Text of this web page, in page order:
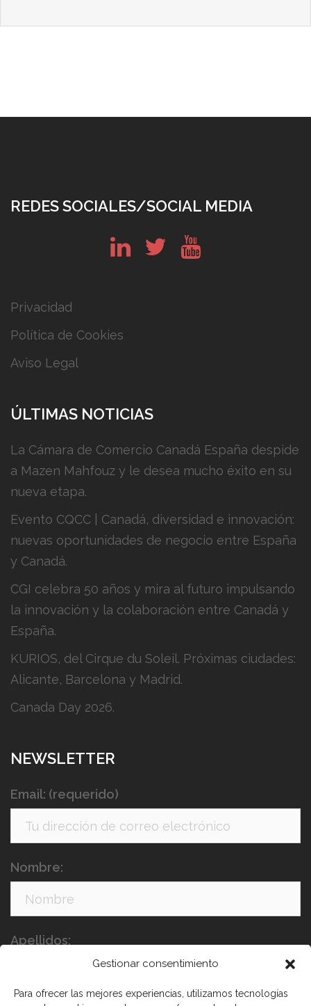
Gestionar consentimiento
Para ofrecer las mejores experiencias, utilizamos tecnologías
REDES SOCIALES/SOCIAL MEDIA
Privacidad
Política de Cookies
Aviso Legal
ÚLTIMAS NOTICIAS
La Cámara de Comercio Canadá España despide
a Mazen Mahfouz y le desea mucho éxito en su
nueva etapa.
Evento CQCC | Canadá, diversidad e innovación:
nuevas oportunidades de negocio entre España
y Canadá.
CGI celebra 50 años y mira al futuro impulsando
la innovación y la colaboración entre Canadá y
España.
KURIOS, del Cirque du Soleil. Próximas ciudades:
Alicante, Barcelona y Madrid.
Canada Day 2026.
NEWSLETTER
Email: (requerido)
Nombre:
Apellidos: